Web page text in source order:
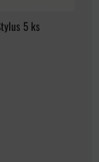
5 ks